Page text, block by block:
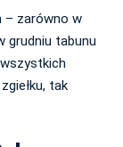
– zarówno w
grudniu tabunu
tak